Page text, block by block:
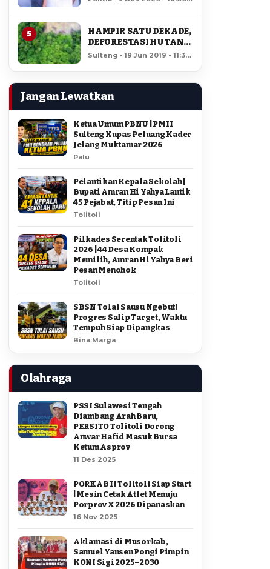
5
HAMPIR SATU DEKADE,
DEFORESTASI HUTAN
LORE LINDU MENCAPAI
Sulteng • 19 Jun 2019 - 11:34
Jangan Lewatkan
Ketua Umum PBNU | PMII
Sulteng Kupas Peluang Kader
Jelang Muktamar 2026
Palu
Pelantikan Kepala Sekolah |
Bupati Amran Hi Yahya Lantik
45 Pejabat, Titip Pesan Ini
Tolitoli
Pilkades Serentak Tolitoli
2026 | 44 Desa Kompak
Memilih, Amran Hi Yahya Beri
Pesan Menohok
Tolitoli
SBSN Tolai Sausu Ngebut!
Progres Salip Target, Waktu
Tempuh Siap Dipangkas
Bina Marga
Olahraga
PSSI Sulawesi Tengah
Diambang Arah Baru,
PERSITO Tolitoli Dorong
Anwar Hafid Masuk Bursa
Ketum Asprov
11 Des 2025
PORKAB II Tolitoli Siap Start
| Mesin Cetak Atlet Menuju
Porprov X 2026 Dipanaskan
16 Nov 2025
Aklamasi di Musorkab,
Samuel Yansen Pongi Pimpin
KONI Sigi 2025–2030